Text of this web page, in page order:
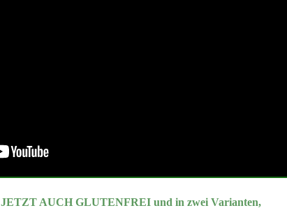
JETZT AUCH GLUTENFREI und in zwei Varianten,